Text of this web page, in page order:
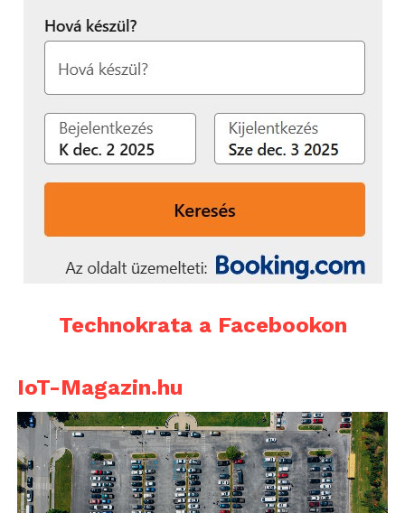
Technokrata a Facebookon
IoT-Magazin.hu